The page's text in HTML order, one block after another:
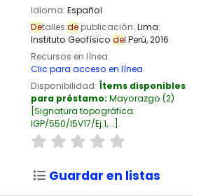
Idioma: Español
Detalles depublicación: Lima:
Instituto Geofísico del Perú,2016
Recursos en línea:
Clic para acceso en línea
Disponibilidad: Ítems disponibles
para préstamo: Mayorazgo (2)
Signatura topográfica:
IGP/550/I5V17/Ej.1, .. .
Guardar en listas